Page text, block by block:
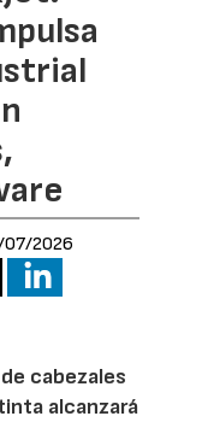
2026
cabezales
alcanzará